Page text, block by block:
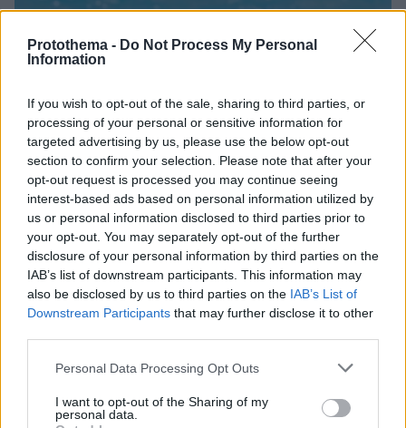
Protothema - Do Not Process My Personal
Information
If you wish to opt-out of the sale, sharing to third parties, or
processing of your personal or sensitive information for
targeted advertising by us, please use the below opt-out
section to confirm your selection. Please note that after your
opt-out request is processed you may continue seeing
interest-based ads based on personal information utilized by
us or personal information disclosed to third parties prior to
your opt-out. You may separately opt-out of the further
disclosure of your personal information by third parties on the
IAB’s list of downstream participants. This information may
also be disclosed by us to third parties on the IAB’s List of
Downstream Participants that may further disclose it to other
Please note that this website/app uses one or more Google
not limited to your visit or usage behaviour. You may click to
grant or deny consent to Google and its third-party tags to
Personal Data Processing Opt Outs
I want to opt-out of the Sharing of my
personal data.
Τραγωδία στην Πάρο: Πνίγηκε 4χρονος σε πισίνα
08.08.2026, 19:36